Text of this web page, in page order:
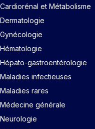
Cardiorénal et Métabolisme
Dermatologie
Gynécologie
Hématologie
Hépato-gastroentérologie
Maladies infectieuses
Maladies rares
Médecine générale
Neurologie